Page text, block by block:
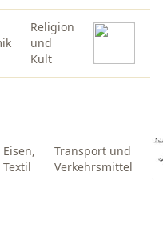
Religion
und
Kult
Eisen,
Textil
Transport und
Verkehrsmittel